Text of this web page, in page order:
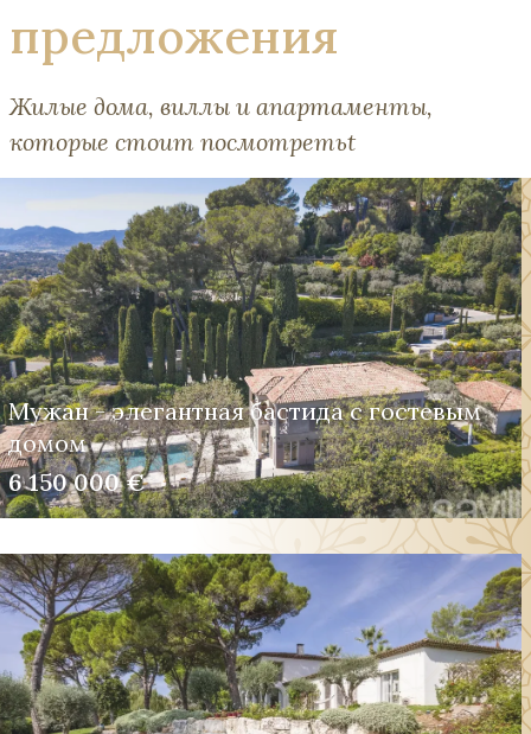
предложения
Жилые дома, виллы и апартаменты,
которые стоит посмотретьt
Мужан - элегантная бастида с гостевым
домом
6 150 000 €